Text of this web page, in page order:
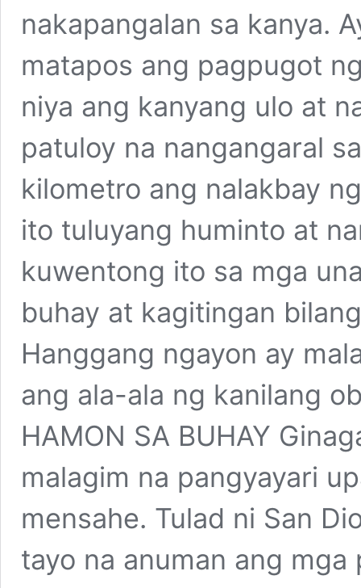
nakapangalan sa kanya.
matapos ang pagpugot
niya ang kanyang ulo at
patuloy na nangangaral
kilometro ang nalakbay
ito tuluyang huminto at
kuwentong ito sa mga
buhay at kagitingan
Hanggang ngayon ay
ang ala-ala ng kanilang
HAMON SA BUHAY
malagim na pangyayari
mensahe. Tulad ni San
tayo na anuman ang